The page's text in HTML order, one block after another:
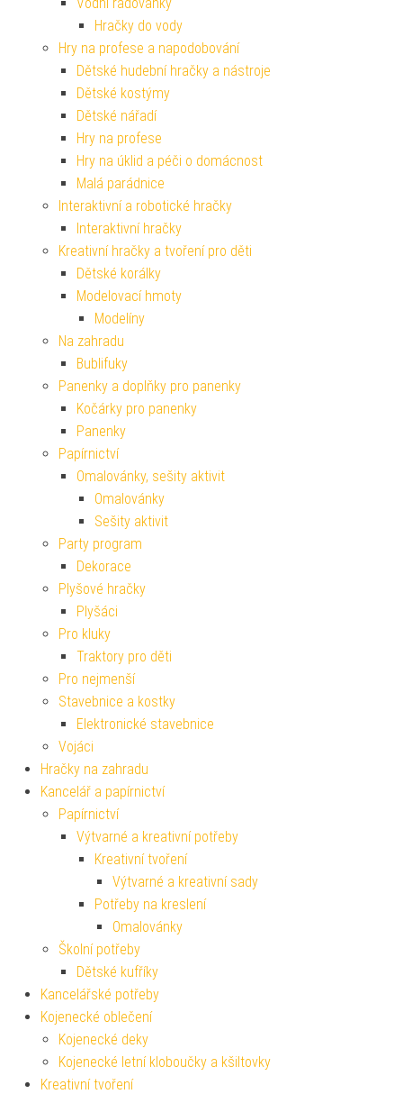
Hračky do vody
Hry na profese a napodobování
Dětské hudební hračky a nástroje
Dětské kostýmy
Dětské nářadí
Hry na profese
Hry na úklid a péči o domácnost
Malá parádnice
Interaktivní a robotické hračky
Interaktivní hračky
Kreativní hračky a tvoření pro děti
Dětské korálky
Modelovací hmoty
Modelíny
Na zahradu
Bublifuky
Panenky a doplňky pro panenky
Kočárky pro panenky
Panenky
Papírnictví
Omalovánky, sešity aktivit
Omalovánky
Sešity aktivit
Party program
Dekorace
Plyšové hračky
Plyšáci
Pro kluky
Traktory pro děti
Pro nejmenší
Stavebnice a kostky
Elektronické stavebnice
Vojáci
Hračky na zahradu
Kancelář a papírnictví
Papírnictví
Výtvarné a kreativní potřeby
Kreativní tvoření
Výtvarné a kreativní sady
Potřeby na kreslení
Omalovánky
Školní potřeby
Dětské kufříky
Kancelářské potřeby
Kojenecké oblečení
Kojenecké deky
Kojenecké letní kloboučky a kšiltovky
Kreativní tvoření